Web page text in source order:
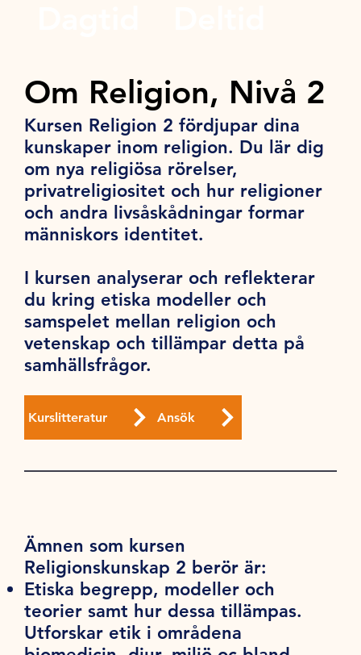
Om Religion, Nivå 2
Kursen Religion 2 fördjupar dina
kunskaper inom religion. Du lär dig
om nya religiösa rörelser,
privatreligiositet och hur religioner
och andra livsåskådningar formar
människors identitet.
I kursen analyserar och reflekterar
du kring etiska modeller och
samspelet mellan religion och
vetenskap och tillämpar detta på
samhällsfrågor.
Kurslitteratur Ansök
Ämnen som kursen
Religionskunskap 2 berör är:
Etiska begrepp, modeller och
teorier samt hur dessa tillämpas.
Utforskar etik i områdena